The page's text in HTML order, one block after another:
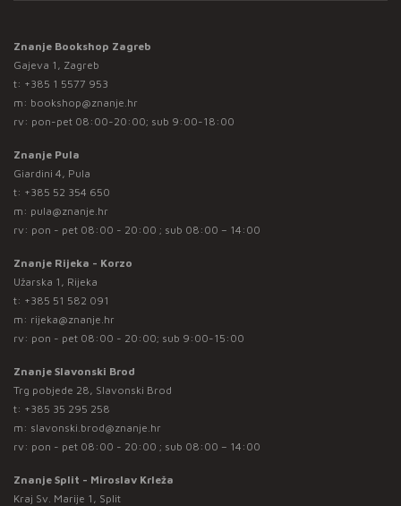
Znanje Bookshop Zagreb
Gajeva 1, Zagreb
t: +385 1 5577 953
m: bookshop@znanje.hr
rv: pon-pet 08:00-20:00; sub 9:00-18:00
Znanje Pula
Giardini 4, Pula
t: +385 52 354 650
m: pula@znanje.hr
rv: pon - pet 08:00 - 20:00 ; sub 08:00 – 14:00
Znanje Rijeka - Korzo
Užarska 1, Rijeka
t: +385 51 582 091
m: rijeka@znanje.hr
rv: pon - pet 08:00 - 20:00; sub 9:00-15:00
Znanje Slavonski Brod
Trg pobjede 28, Slavonski Brod
t: +385 35 295 258
m: slavonski.brod@znanje.hr
rv: pon - pet 08:00 - 20:00 ; sub 08:00 – 14:00
Znanje Split - Miroslav Krleža
Kraj Sv. Marije 1, Split